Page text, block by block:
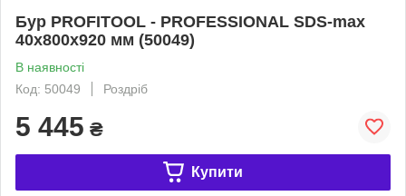
Бур PROFITOOL - PROFESSIONAL SDS-max
40х800х920 мм (50049)
В наявності
Код: 50049
Роздріб
5 445 ₴
Купити